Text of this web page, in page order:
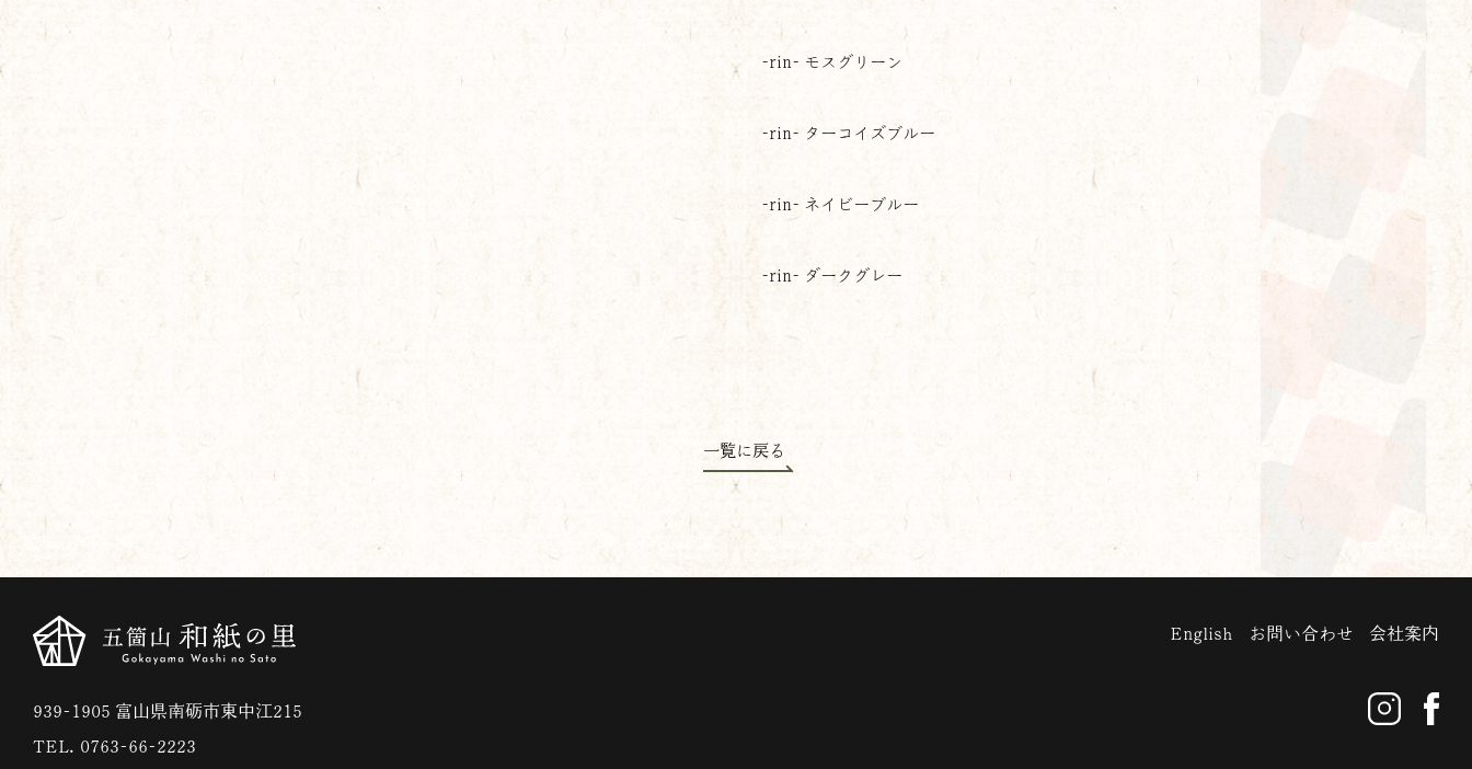
-rin- モスグリーン
-rin- ターコイズブルー
-rin- ネイビーブルー
-rin- ダークグレー
一覧に戻る
939-1905 富山県南砺市東中江215
TEL. 0763-66-2223
English お問い合わせ 会社案内